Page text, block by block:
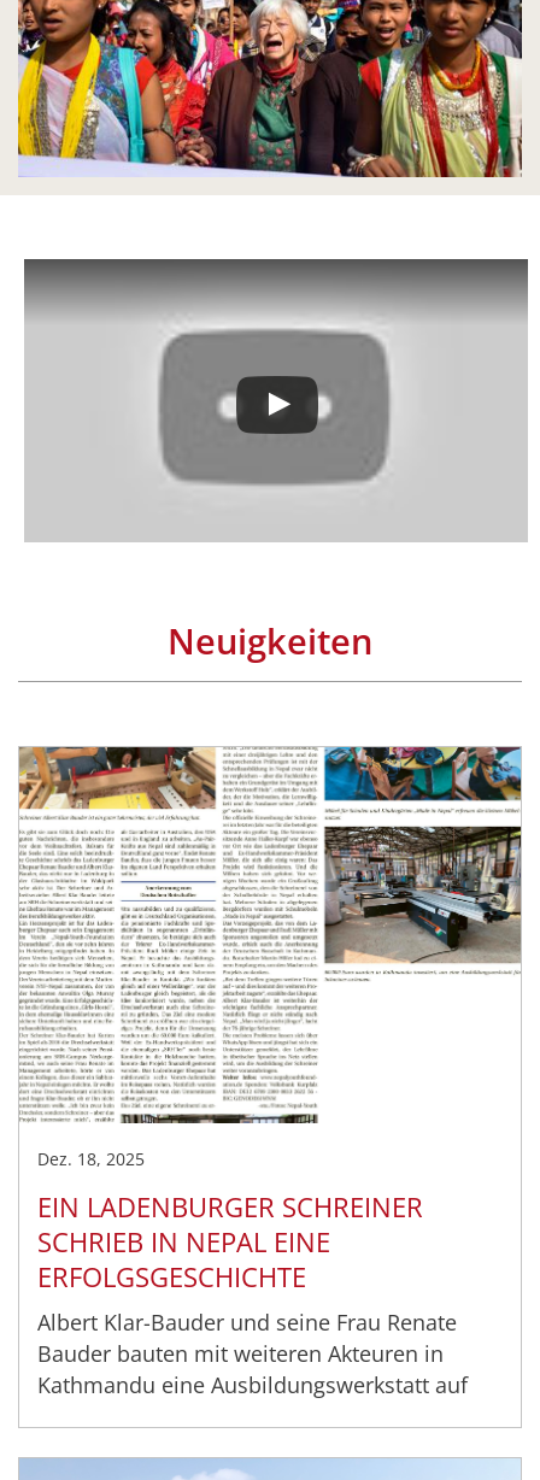
Neuigkeiten
Dez. 18, 2025
EIN LADENBURGER SCHREINER
SCHRIEB IN NEPAL EINE
ERFOLGSGESCHICHTE
Albert Klar-Bauder und seine Frau Renate
Bauder bauten mit weiteren Akteuren in
Kathmandu eine Ausbildungswerkstatt auf